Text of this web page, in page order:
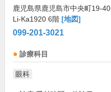
鹿児島県鹿児島市中央町19-40
Li-Ka1920 6階 [地図]
099-201-3021
診療科目
眼科